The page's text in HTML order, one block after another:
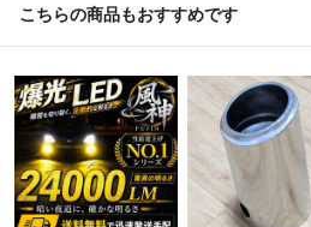
※万が一、本製品により生じた事故・損害
証できかねます。予めご了承下さい。
こちらの商品もおすすめです